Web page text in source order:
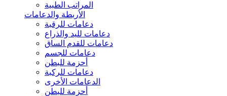
المراتب الطبية
الأربطة والدعامات
دعامات للرقبة
دعامات لليد والذراع
دعامات للقدم الساق
دعامات للجسم
أحزمة للبطن
دعامات للركبة
الدعامات الأخرى
أحزمة للبطن